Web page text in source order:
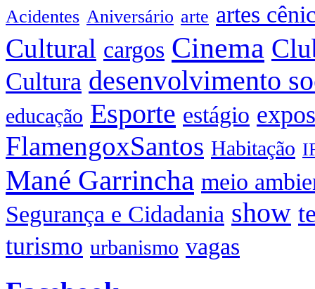
Acidentes Aniversário arte artes
Cultural cargos Cinema
Cultura desenvolvimento
educação Esporte estágio
FlamengoxSantos Habitação
Mané Garrincha meio
Segurança e Cidadania show
turismo urbanismo vagas